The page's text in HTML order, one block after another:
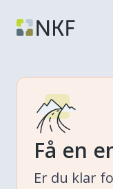
Få en
Er du klar